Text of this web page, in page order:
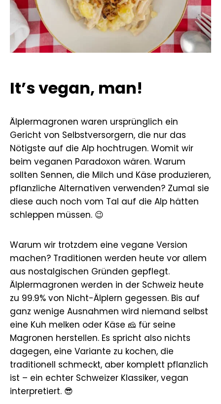
It’s vegan, man!
Älplermagronen waren ursprünglich ein
Gericht von Selbstversorgern, die nur das
Nötigste auf die Alp hochtrugen. Womit wir
beim veganen Paradoxon wären. Warum
sollten Sennen, die Milch und Käse produzieren,
pflanzliche Alternativen verwenden? Zumal sie
diese auch noch vom Tal auf die Alp hätten
schleppen müssen. 😉
Warum wir trotzdem eine vegane Version
machen? Traditionen werden heute vor allem
aus nostalgischen Gründen gepflegt.
Älplermagronen werden in der Schweiz heute
zu 99.9% von Nicht-Älplern gegessen. Bis auf
ganz wenige Ausnahmen wird niemand selbst
eine Kuh melken oder Käse 🧀 für seine
Magronen herstellen. Es spricht also nichts
dagegen, eine Variante zu kochen, die
traditionell schmeckt, aber komplett pflanzlich
ist – ein echter Schweizer Klassiker, vegan
interpretiert. 😎